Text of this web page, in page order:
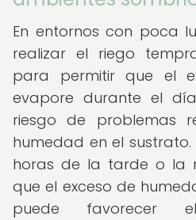
En entornos con poca
realizar el riego
para permitir que el
evapore durante el
riesgo de problemas
humedad en el
horas de la tarde o la
que el exceso de
puede favorecer